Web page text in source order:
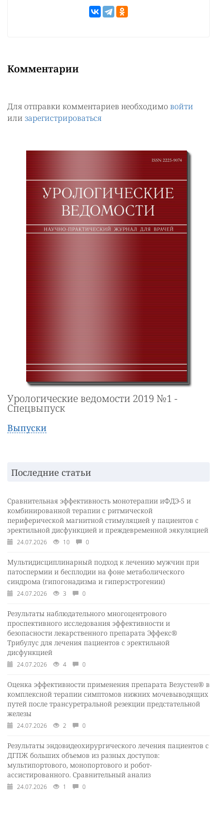
Комментарии
Для отправки комментариев необходимо войти
или зарегистрироваться
Урологические ведомости 2019 №1 -
Спецвыпуск
Выпуски
Последние статьи
Сравнительная эффективность монотерапии иФДЭ-5 и
комбинированной терапии с ритмической
периферической магнитной стимуляцией у пациентов с
эректильной дисфункцией и преждевременной эякуляцией
24.07.2026 10 0
Мультидисциплинарный подход к лечению мужчин при
патоспермии и бесплодии на фоне метаболического
синдрома (гипогонадизма и гиперэстрогении)
24.07.2026 3 0
Результаты наблюдательного многоцентрового
проспективного исследования эффективности и
безопасности лекарственного препарата Эффекс®
Трибулус для лечения пациентов с эректильной
дисфункцией
24.07.2026 4 0
Оценка эффективности применения препарата Везустен® в
комплексной терапии симптомов нижних мочевыводящих
путей после трансуретральной резекции предстательной
железы
24.07.2026 2 0
Результаты эндовидеохирургического лечения пациентов с
ДГПЖ больших объемов из разных доступов:
мультипортового, монопортового и робот-
ассистированного. Сравнительный анализ
24.07.2026 1 0